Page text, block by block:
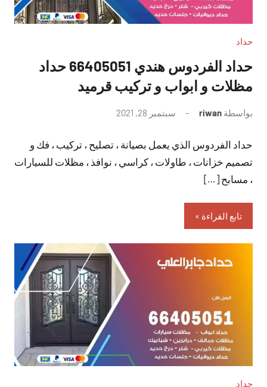
حداد
حداد الفردوس هندي 66405051 حداد
مظلات و ابواب و تركيب قرميد
بواسطة riwan سبتمبر 28, 2021
تعليقات
حداد الفردوس الذي يعمل بصيانة ، تصليح ، تركيب ، فك و
تصميم خزانات ، طاولات ، كراسي ، نوافذ ، مظلات للسيارات
، مسابح […]
تابع القراءة
حداد